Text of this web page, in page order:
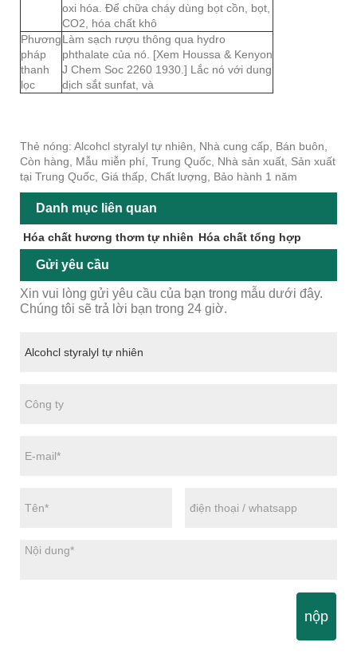
oxi hóa. Để chữa cháy dùng bọt cồn, bọt,
CO2, hóa chất khô
Phương
pháp
thanh
lọc
Làm sạch rượu thông qua hydro
phthalate của nó. [Xem Houssa & Kenyon
J Chem Soc 2260 1930.] Lắc nó với dung
dịch sắt sunfat, và
Thẻ nóng: Alcohcl styralyl tự nhiên, Nhà cung cấp, Bán buôn,
Còn hàng, Mẫu miễn phí, Trung Quốc, Nhà sản xuất, Sản xuất
tại Trung Quốc, Giá thấp, Chất lượng, Bảo hành 1 năm
Danh mục liên quan
Hóa chất hương thơm tự nhiên Hóa chất tổng hợp
Gửi yêu cầu
Xin vui lòng gửi yêu cầu của bạn trong mẫu dưới đây.
Chúng tôi sẽ trả lời bạn trong 24 giờ.
nộp